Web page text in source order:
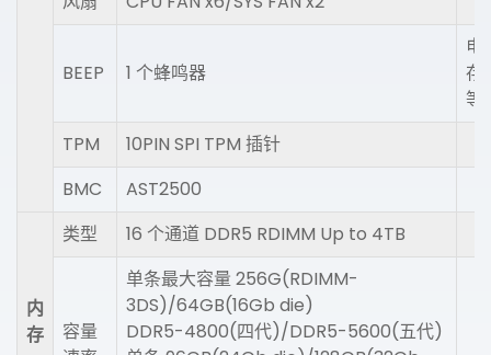
BEEP 1 个蜂鸣器
电
存
等
TPM
10PIN SPI TPM 插针
BMC
AST2500
内
存
类型 16 个通道 DDR5 RDIMM Up to 4TB
容量
单条最大容量 256G(RDIMM-
3DS)/64GB(16Gb die)
DDR5-4800(四代)/DDR5-5600(五代)